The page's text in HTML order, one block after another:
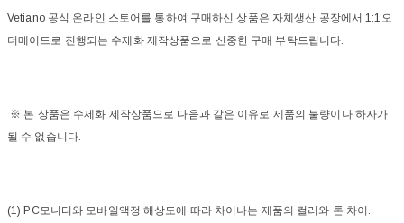
Vetiano 공식 온라인 스토어를 통하여 구매하신 상품은 자체생산 공장에서 1:1오
더메이드로 진행되는 수제화 제작상품으로 신중한 구매 부탁드립니다.
※ 본 상품은 수제화 제작상품으로 다음과 같은 이유로 제품의 불량이나 하자가
될 수 없습니다.
(1) PC모니터와 모바일액정 해상도에 따라 차이나는 제품의 컬러와 톤 차이.